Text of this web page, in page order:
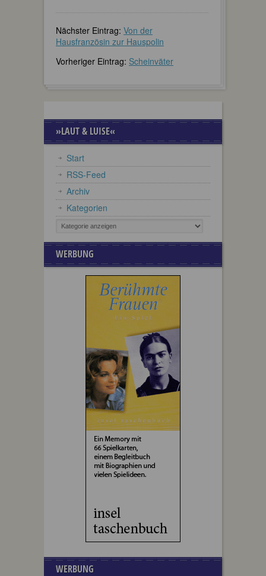
Nächster Eintrag: Von der
Hausfranzösin zur Hauspolin
Vorheriger Eintrag: Scheinväter
»LAUT & LUISE«
Start
RSS-Feed
Archiv
Kategorien
WERBUNG
WERBUNG